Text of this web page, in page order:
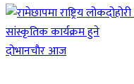
दाेभानचाैर आज